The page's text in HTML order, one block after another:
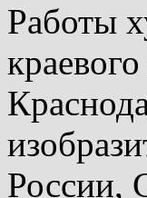
Работы